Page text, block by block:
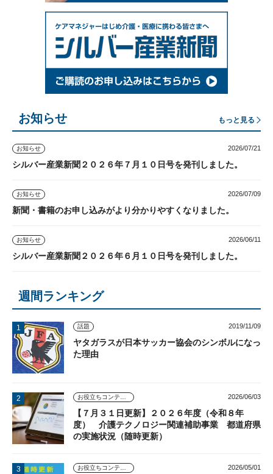
お知らせ もっと見る
お知らせ 2026/07/21
シルバー産業新聞２０２６年７月１０日号を発刊しました。
お知らせ 2026/07/09
新聞・書籍のお申し込みがより分かりやすくなりました。
お知らせ 2026/06/11
シルバー産業新聞２０２６年６月１０日号を発刊しました。
週間ランキング
話題 2019/11/09
ヤタガラスが日本サッカー協会のシンボルになっ
た理由
お役立ちコンテンツ 2026/06/03
【７月３１日更新】２０２６年度（令和８年
度） 介護テクノロジー関連補助事業 都道府県
の実施状況（随時更新）
お役立ちコンテンツ 2026/05/01